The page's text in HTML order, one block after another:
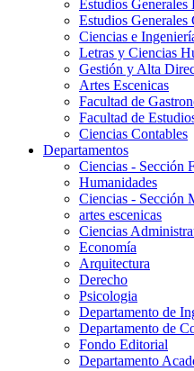
Estudios Generales
Estudios Generales
Ciencias e
Letras y Ciencias
Gestión y Alta
Artes Escenicas
Facultad de
Facultad de
Ciencias Contables
Departamentos
Ciencias - Sección
Humanidades
Ciencias - Sección
artes escenicas
Ciencias
Economía
Arquitectura
Derecho
Psicologia
Departamento de
Departamento de
Fondo Editorial
Departamento